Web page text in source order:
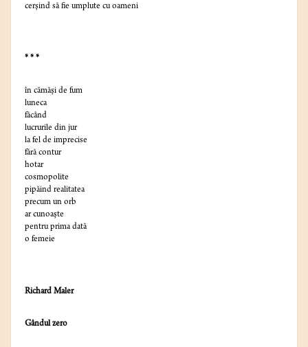
cerşind să fie umplute cu oameni
* * *
în cămăşi de fum
luneca
făcând
lucrurile din jur
la fel de imprecise
fără contur
hotar
cosmopolite
pipăind realitatea
precum un orb
ar cunoaşte
pentru prima dată
o femeie
Richard Maler
Gândul zero